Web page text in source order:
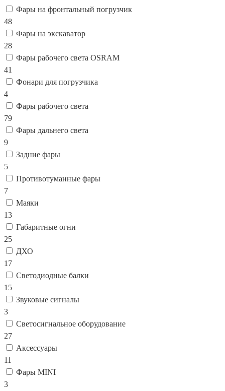
Фары на фронтальный погрузчик
48
Фары на экскаватор
28
Фары рабочего света OSRAM
41
Фонари для погрузчика
4
Фары рабочего света
79
Фары дальнего света
9
Задние фары
5
Противотуманные фары
7
Маяки
13
Габаритные огни
25
ДХО
17
Светодиодные балки
15
Звуковые сигналы
3
Светосигнальное оборудование
27
Аксессуары
11
Фары MINI
3